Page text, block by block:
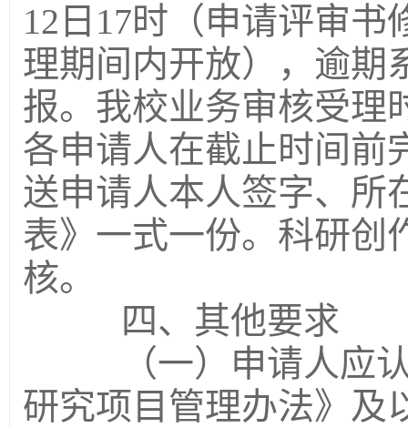
12日17时（申请评审
理期间内开放），逾期
报。我校业务审核受理
各申请人在截止时间前
送申请人本人签字、所
表》一式一份。科研创
核。
四、其他要求
（一）申请人应认
研究项目管理办法》及